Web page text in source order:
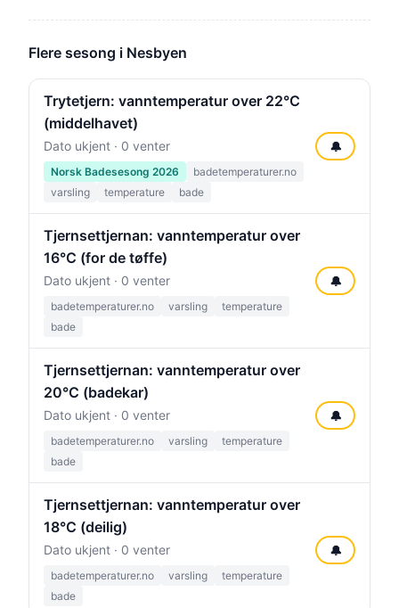
Flere sesong i Nesbyen
Trytetjern: vanntemperatur over 22°C
(middelhavet)
Dato ukjent · 0 venter
Norsk Badesesong 2026
badetemperaturer.no
varsling
temperature bade
🔔
Tjernsettjernan: vanntemperatur over
16°C (for de tøffe)
Dato ukjent · 0 venter
badetemperaturer.no varsling
temperature
bade
🔔
Tjernsettjernan: vanntemperatur over
20°C (badekar)
Dato ukjent · 0 venter
badetemperaturer.no varsling
temperature
bade
🔔
Tjernsettjernan: vanntemperatur over
18°C (deilig)
Dato ukjent · 0 venter
badetemperaturer.no varsling
temperature
bade
🔔